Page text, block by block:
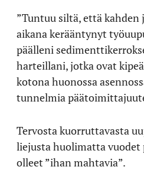
”Tuntuu siltä, että kahden
aikana kerääntynyt
päälleni
harteillani, jotka ovat
kotona huonossa
tunnelmia
Tervosta kuorruttavasta
liejusta huolimatta
olleet ”ihan mahtavia”.